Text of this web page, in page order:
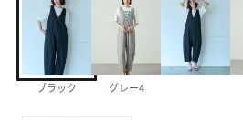
ブラック グレー4